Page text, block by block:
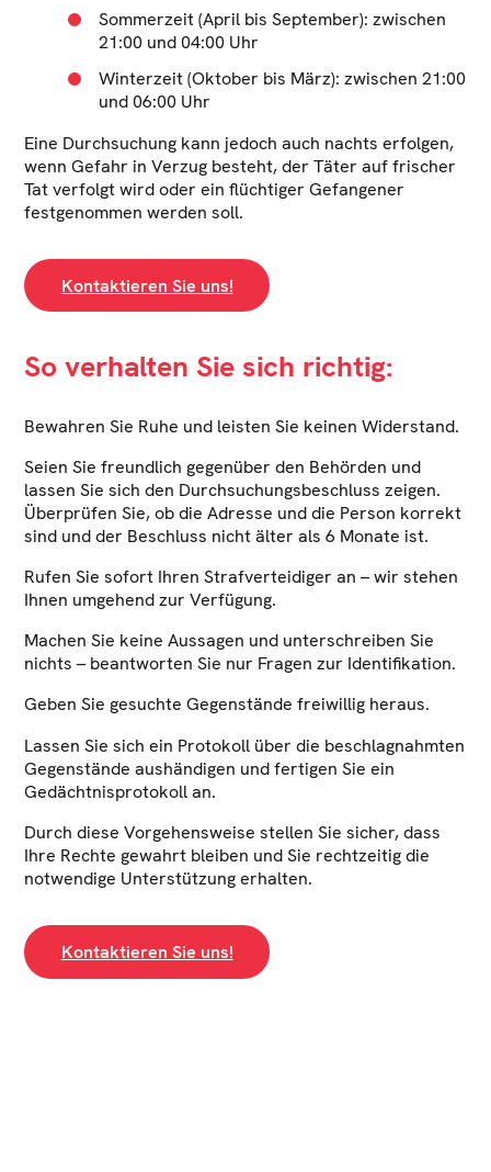
Sommerzeit (April bis September): zwischen
21:00 und 04:00 Uhr
Winterzeit (Oktober bis März): zwischen 21:00
und 06:00 Uhr
Eine Durchsuchung kann jedoch auch nachts erfolgen,
wenn Gefahr in Verzug besteht, der Täter auf frischer
Tat verfolgt wird oder ein flüchtiger Gefangener
festgenommen werden soll.
Kontaktieren Sie uns!
So verhalten Sie sich richtig:
Bewahren Sie Ruhe und leisten Sie keinen Widerstand.
Seien Sie freundlich gegenüber den Behörden und
lassen Sie sich den Durchsuchungsbeschluss zeigen.
Überprüfen Sie, ob die Adresse und die Person korrekt
sind und der Beschluss nicht älter als 6 Monate ist.
Rufen Sie sofort Ihren Strafverteidiger an – wir stehen
Ihnen umgehend zur Verfügung.
Machen Sie keine Aussagen und unterschreiben Sie
nichts – beantworten Sie nur Fragen zur Identifikation.
Geben Sie gesuchte Gegenstände freiwillig heraus.
Lassen Sie sich ein Protokoll über die beschlagnahmten
Gegenstände aushändigen und fertigen Sie ein
Gedächtnisprotokoll an.
Durch diese Vorgehensweise stellen Sie sicher, dass
Ihre Rechte gewahrt bleiben und Sie rechtzeitig die
notwendige Unterstützung erhalten.
Kontaktieren Sie uns!